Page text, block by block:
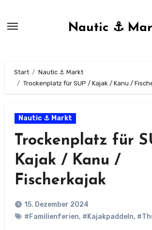
Nautic ⚓
Start
Nautic ⚓ Markt
Trockenplatz für SUP / Kajak / Kanu /
Nautic ⚓ Markt
Trockenplatz für
Kajak / Kanu /
Fischerkajak
15. Dezember 2024
#Familienferien, #Kajakpaddeln,